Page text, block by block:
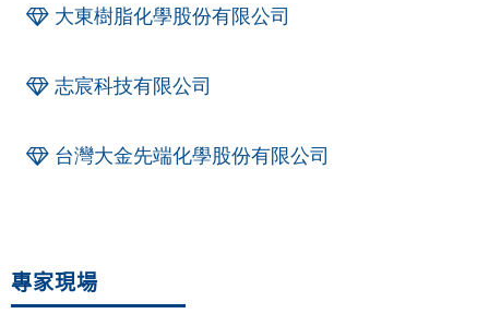
大東樹脂化學股份有限公司
志宸科技有限公司
台灣大金先端化學股份有限公司
專家現場